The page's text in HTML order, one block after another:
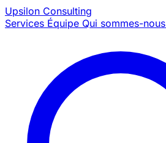
Upsilon Consulting
Services Équipe Qui sommes-nous